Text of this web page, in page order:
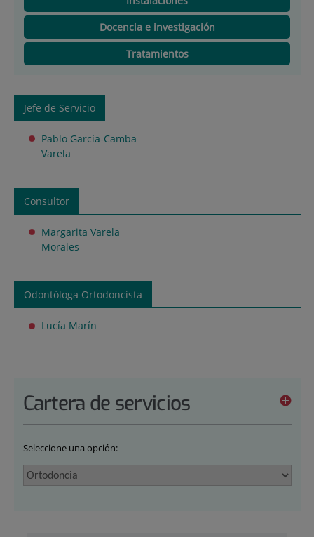
Docencia e investigación
Tratamientos
Jefe de Servicio
Pablo García-Camba
Varela
Consultor
Margarita Varela
Morales
Odontóloga Ortodoncista
Lucía Marín
Cartera de servicios
Seleccione una opción: